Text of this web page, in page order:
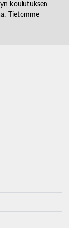
koulutuksen
Tietomme